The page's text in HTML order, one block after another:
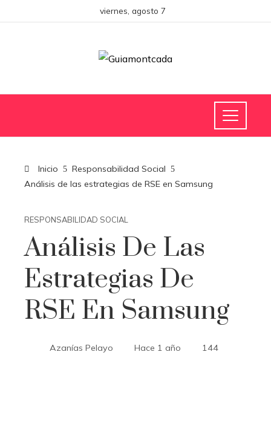
viernes, agosto 7
Inicio
Responsabilidad Social
Análisis de las estrategias de RSE en Samsung
RESPONSABILIDAD SOCIAL
Análisis De Las
Estrategias De
RSE En Samsung
Azanías Pelayo Hace 1 año 144